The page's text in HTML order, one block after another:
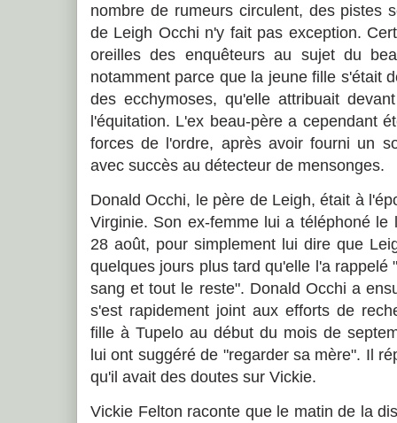
nombre de rumeurs circulent, des pistes
de Leigh Occhi n'y fait pas exception.
oreilles des enquêteurs au sujet du
notamment parce que la jeune fille s'était
des ecchymoses, qu'elle attribuait
l'équitation. L'ex beau-père a cependant
forces de l'ordre, après avoir fourni un
avec succès au détecteur de mensonges.
Donald Occhi, le père de Leigh, était à
Virginie. Son ex-femme lui a téléphoné
28 août, pour simplement lui dire que
quelques jours plus tard qu'elle l'a rappelé
sang et tout le reste". Donald Occhi a
s'est rapidement joint aux efforts de
fille à Tupelo au début du mois de
lui ont suggéré de "regarder sa mère". Il
qu'il avait des doutes sur Vickie.
Vickie Felton raconte que le matin de la